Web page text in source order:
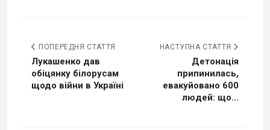
ПОПЕРЕДНЯ СТАТТЯ
Лукашенко дав
обіцянку білорусам
щодо війни в Україні
НАСТУПНА СТАТТЯ
Детонація
припинилась,
евакуйовано 600
людей: що...